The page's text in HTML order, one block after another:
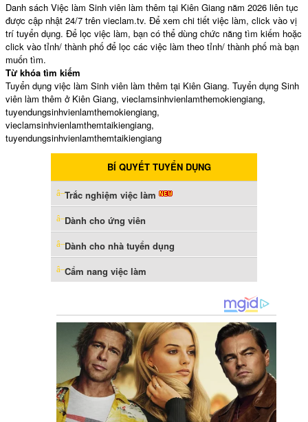
Danh sách Việc làm Sinh viên làm thêm tại Kiên Giang năm 2026 liên tục
được cập nhật 24/7 trên vieclam.tv. Để xem chi tiết việc làm, click vào vị
trí tuyển dụng. Để lọc việc làm, bạn có thể dùng chức năng tìm kiếm hoặc
click vào tỉnh/ thành phố để lọc các việc làm theo tỉnh/ thành phố mà bạn
muốn tìm.
Từ khóa tìm kiếm
Tuyển dụng việc làm Sinh viên làm thêm tại Kiên Giang. Tuyển dụng Sinh
viên làm thêm ở Kiên Giang, vieclamsinhvienlamthemokiengiang,
tuyendungsinhvienlamthemokiengiang,
vieclamsinhvienlamthemtaikiengiang,
tuyendungsinhvienlamthemtaikiengiang
BÍ QUYẾT TUYỂN DỤNG
Trắc nghiệm việc làm
Dành cho ứng viên
Dành cho nhà tuyển dụng
Cẩm nang việc làm